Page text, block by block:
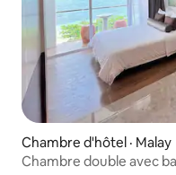
Chambre d'hôtel · Malay
Chambre double avec